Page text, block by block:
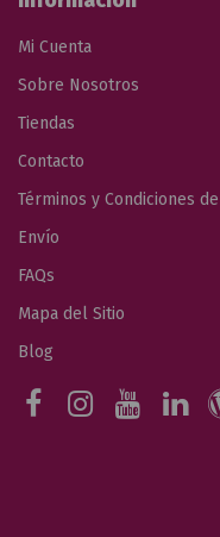
Mi Cuenta
Sobre Nosotros
Tiendas
Contacto
Términos y Condiciones
Envío
FAQs
Mapa del Sitio
Blog